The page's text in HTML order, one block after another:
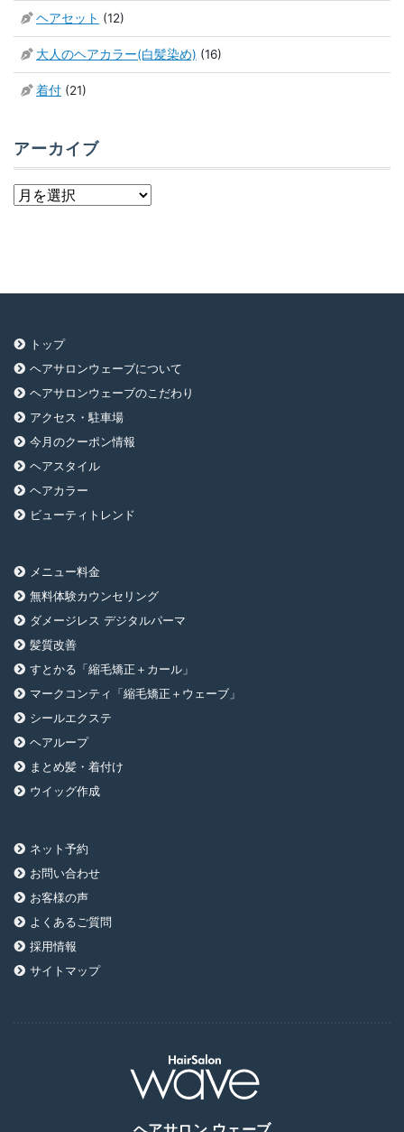
ヘアセット (12)
大人のヘアカラー(白髪染め) (16)
着付 (21)
アーカイブ
ア
トップ
ヘアサロンウェーブについて
ヘアサロンウェーブのこだわり
アクセス・駐車場
今月のクーポン情報
ヘアスタイル
ヘアカラー
ビューティトレンド
メニュー料金
無料体験カウンセリング
ダメージレス デジタルパーマ
髪質改善
すとかる「縮毛矯正＋カール」
マークコンティ「縮毛矯正＋ウェーブ」
シールエクステ
ヘアループ
まとめ髪・着付け
ウイッグ作成
ネット予約
お問い合わせ
お客様の声
よくあるご質問
採用情報
サイトマップ